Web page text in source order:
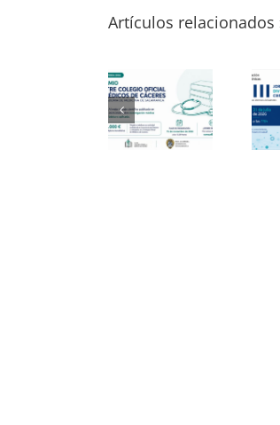
Artículos relacionados